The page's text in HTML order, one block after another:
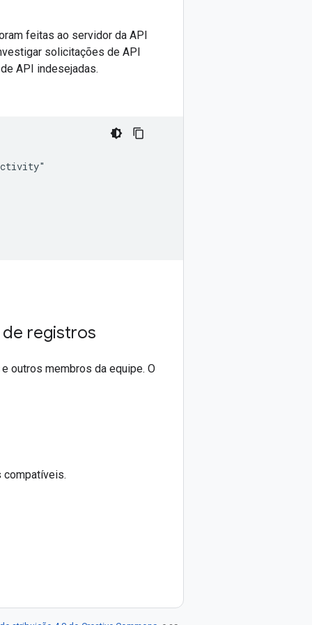
feitas ao servidor da API
solicitações de API
API indesejadas.
registros
outros membros da equipe. O
compatíveis.